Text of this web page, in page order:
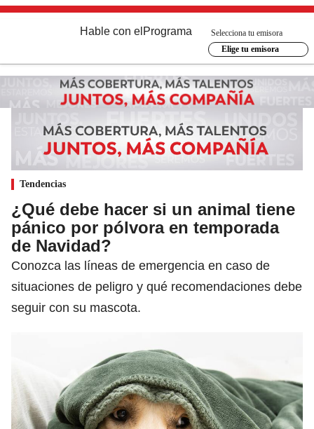
Hable con el Programa
Selecciona tu emisora
Elige tu emisora
Tendencias
¿Qué debe hacer si un animal tiene
pánico por pólvora en temporada
de Navidad?
Conozca las líneas de emergencia en caso de
situaciones de peligro y qué recomendaciones debe
seguir con su mascota.